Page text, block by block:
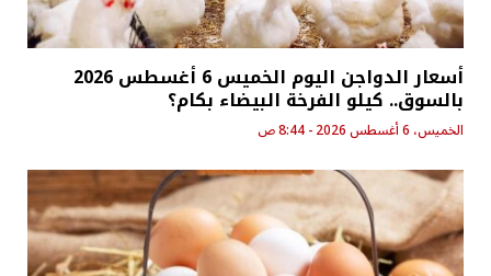
أسعار الدواجن اليوم الخميس 6 أغسطس 2026
بالسوق.. كيلو الفرخة البيضاء بكام؟
الخميس، 6 أغسطس 2026 - 8:44 ص